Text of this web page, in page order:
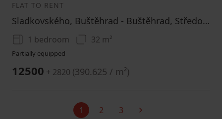
FLAT TO RENT
Sladkovského, Buštěhrad - Buštěhrad, Středočeský Region
1 bedroom 32 m²
Partially equipped
12500 + 2820 (390.625 / m²)
1Current
2 3 Next